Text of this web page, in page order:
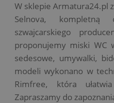
W sklepie Armatura24.pl
Selnova, kompletną
szwajcarskiego
proponujemy miski WC
sedesowe, umywalki,
modeli wykonano w
Rimfree, która
Zapraszamy do